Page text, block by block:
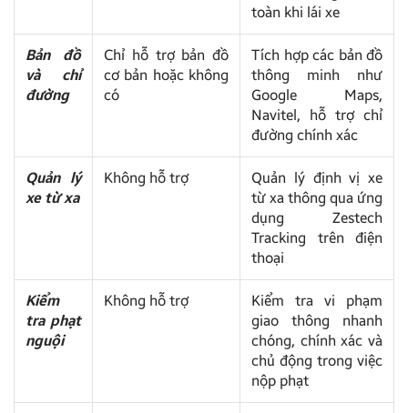
toàn khi lái xe
Bản đồ
và chỉ
đường
Chỉ hỗ trợ bản đồ
cơ bản hoặc không
có
Tích hợp các bản đồ
thông minh như
Google Maps,
Navitel, hỗ trợ chỉ
đường chính xác
Quản lý
xe từ xa
Không hỗ trợ
Quản lý định vị xe
từ xa thông qua ứng
dụng Zestech
Tracking trên điện
thoại
Kiểm
tra phạt
nguội
Không hỗ trợ
Kiểm tra vi phạm
giao thông nhanh
chóng, chính xác và
chủ động trong việc
nộp phạt